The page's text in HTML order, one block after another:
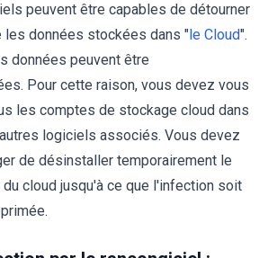
peuvent être capables de détourner
les données stockées dans " le Cloud".
données peuvent être
Pour cette raison, vous devez vous
les comptes de stockage cloud dans
logiciels associés. Vous devez
de désinstaller temporairement le
cloud jusqu'à ce que l'infection soit